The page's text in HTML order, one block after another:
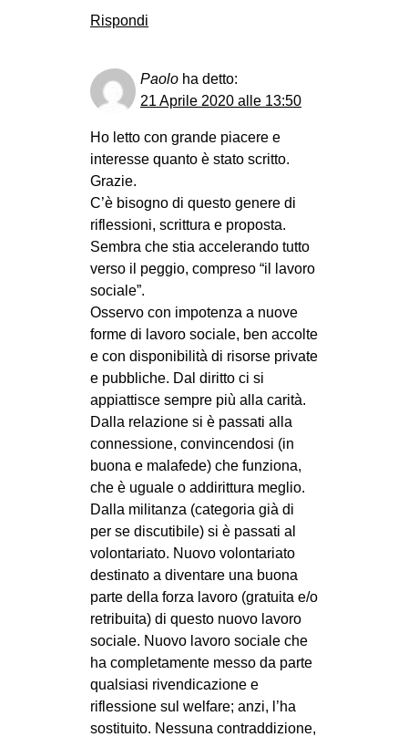
Rispondi
Paolo ha detto:
21 Aprile 2020 alle 13:50
Ho letto con grande piacere e
interesse quanto è stato scritto.
Grazie.
C’è bisogno di questo genere di
riflessioni, scrittura e proposta.
Sembra che stia accelerando tutto
verso il peggio, compreso “il lavoro
sociale”.
Osservo con impotenza a nuove
forme di lavoro sociale, ben accolte
e con disponibilità di risorse private
e pubbliche. Dal diritto ci si
appiattisce sempre più alla carità.
Dalla relazione si è passati alla
connessione, convincendosi (in
buona e malafede) che funziona,
che è uguale o addirittura meglio.
Dalla militanza (categoria già di
per se discutibile) si è passati al
volontariato. Nuovo volontariato
destinato a diventare una buona
parte della forza lavoro (gratuita e/o
retribuita) di questo nuovo lavoro
sociale. Nuovo lavoro sociale che
ha completamente messo da parte
qualsiasi rivendicazione e
riflessione sul welfare; anzi, l’ha
sostituito. Nessuna contraddizione,